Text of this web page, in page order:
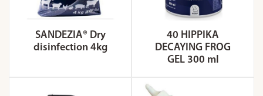
SANDEZIA® Dry
disinfection 4kg
40 HIPPIKA
DECAYING FROG
GEL 300 ml